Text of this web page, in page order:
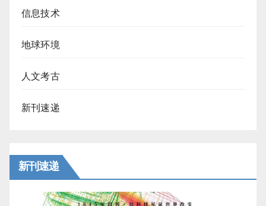
信息技术
地球环境
人文考古
新刊速递
新刊速递